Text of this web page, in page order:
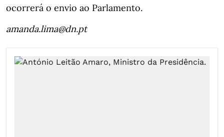
ocorrerá o envio ao Parlamento.
amanda.lima@dn.pt